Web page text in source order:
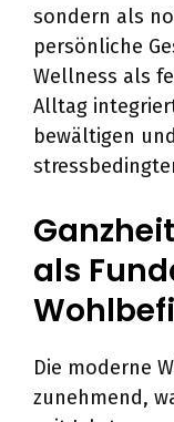
sondern als
persönliche
Wellness als
Alltag
bewältigen
als
Die moderne
zunehmend,